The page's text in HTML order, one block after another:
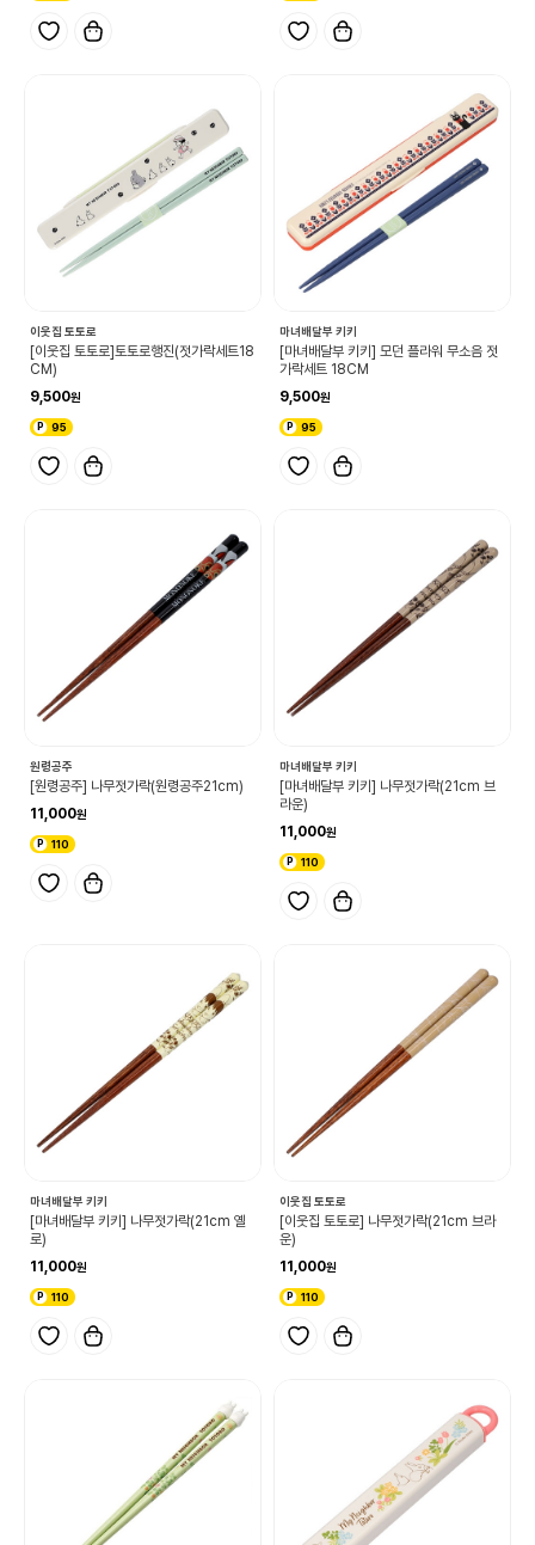
이웃집 토토로
[이웃집 토토로]토토로행진(젓가락세트18
CM)
9,500
95
마녀배달부 키키
[마녀배달부 키키] 모던 플라워 무소음 젓
가락세트 18CM
9,500
95
원령공주
[원령공주] 나무젓가락(원령공주21cm)
11,000
110
마녀배달부 키키
[마녀배달부 키키] 나무젓가락(21cm 브
라운)
11,000
110
마녀배달부 키키
[마녀배달부 키키] 나무젓가락(21cm 옐
로)
11,000
110
이웃집 토토로
[이웃집 토토로] 나무젓가락(21cm 브라
운)
11,000
110